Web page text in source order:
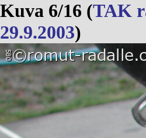
Kuva 6/16 (TAK
29.9.2003)